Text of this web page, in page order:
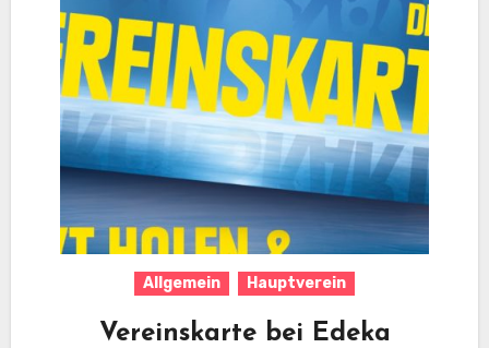
Allgemein Hauptverein
Vereinskarte bei Edeka